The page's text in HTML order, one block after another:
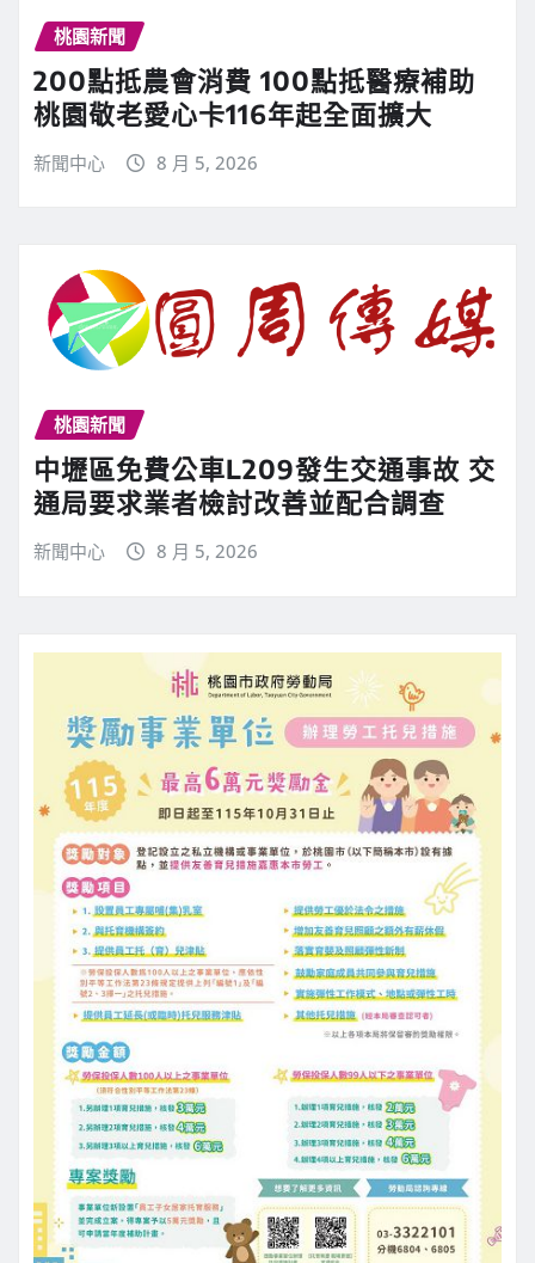
桃園新聞
200點抵農會消費 100點抵醫療補助
桃園敬老愛心卡116年起全面擴大
新聞中心 8 月 5, 2026
桃園新聞
中壢區免費公車L209發生交通事故 交
通局要求業者檢討改善並配合調查
新聞中心 8 月 5, 2026